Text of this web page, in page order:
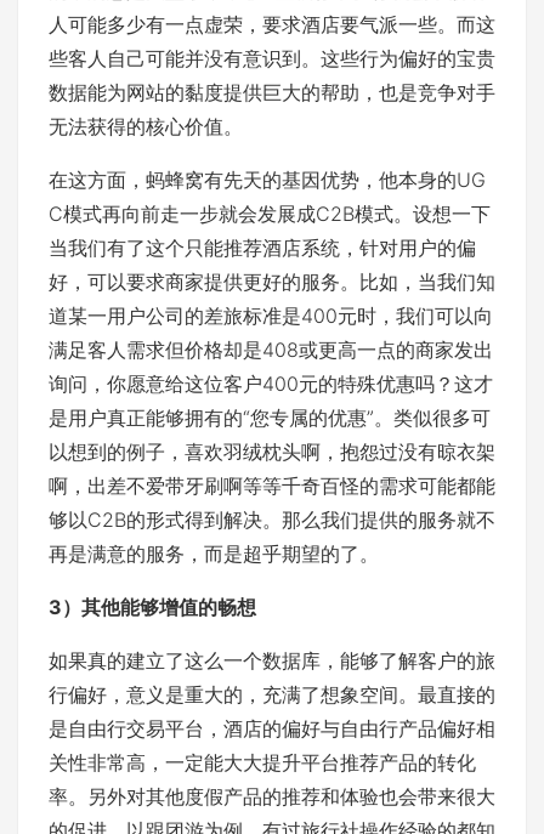
人可能多少有一点虚荣，要求酒店要气派一些。而这
些客人自己可能并没有意识到。这些行为偏好的宝贵
数据能为网站的黏度提供巨大的帮助，也是竞争对手
无法获得的核心价值。
在这方面，蚂蜂窝有先天的基因优势，他本身的UG
C模式再向前走一步就会发展成C2B模式。设想一下
当我们有了这个只能推荐酒店系统，针对用户的偏
好，可以要求商家提供更好的服务。比如，当我们知
道某一用户公司的差旅标准是400元时，我们可以向
满足客人需求但价格却是408或更高一点的商家发出
询问，你愿意给这位客户400元的特殊优惠吗？这才
是用户真正能够拥有的“您专属的优惠”。类似很多可
以想到的例子，喜欢羽绒枕头啊，抱怨过没有晾衣架
啊，出差不爱带牙刷啊等等千奇百怪的需求可能都能
够以C2B的形式得到解决。那么我们提供的服务就不
再是满意的服务，而是超乎期望的了。
3）其他能够增值的畅想
如果真的建立了这么一个数据库，能够了解客户的旅
行偏好，意义是重大的，充满了想象空间。最直接的
是自由行交易平台，酒店的偏好与自由行产品偏好相
关性非常高，一定能大大提升平台推荐产品的转化
率。另外对其他度假产品的推荐和体验也会带来很大